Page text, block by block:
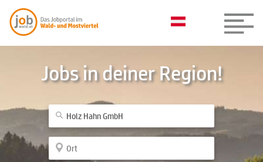
Jobs in deiner Region!